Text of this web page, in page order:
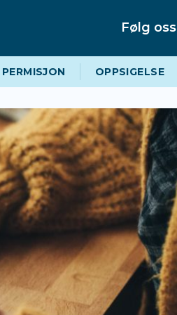
Følg oss
PERMISJON OPPSIGELSE